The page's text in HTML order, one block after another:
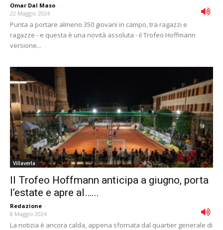
Omar Dal Maso -
22 Maggio 2024
Punta a portare almeno 350 giovani in campo, tra ragazzi e
ragazze - e questa è una novità assoluta - il Trofeo Hoffmann
versione...
Villaverla
Il Trofeo Hoffmann anticipa a giugno, porta
l’estate e apre al…...
Redazione -
8 Maggio 2024
La notizia è ancora calda, appena sfornata dal quartier generale di